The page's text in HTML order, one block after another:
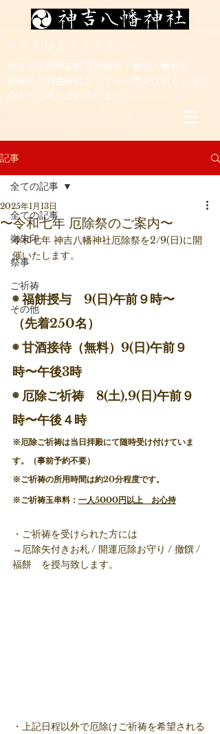
​か ん き は ち ま ん じ ん じゃ
加古川市西神吉町宮前鎮座 神吉八幡神社
歓喜のご利益神社としてその歴史は古く、地元
の人々に親しまれています。
記事
全ての記事
御朱印
祭事
ご祈祷
その他
全ての記事
〜令和七年 厄除祭のご案内〜
2025年1月13日
令和七年 神吉八幡神社厄除祭を2/9(日)に開
催いたします。
◉ 福餅授与　9(日)午前９時〜
（先着250名）
◉ 甘酒接待（無料）9(日)午前９
時〜午後3時
◉ 厄除ご祈祷　8(土),9(日)午前９
時〜午後４時
※厄除ご祈祷は当日拝殿にて随時受け付けていま
す。（事前予約不要）
※ご祈祷の所用時間は約20分程度です。
※ご祈祷玉串料： 一人5000円以上　お心持
・ご祈祷を受けられた方には
→厄除矢付きお札 / 開運厄除お守り / 撤饌 /
福餅　を授与致します。
・上記日程以外で厄除けご祈祷を希望される